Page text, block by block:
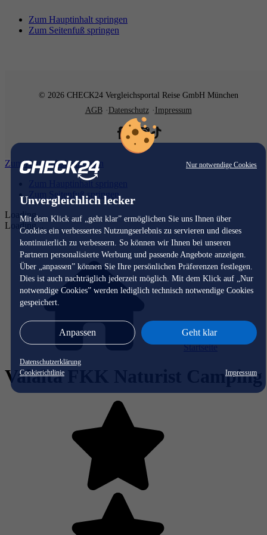
Nur notwendige Cookies
Unvergleichlich lecker
Mit dem Klick auf „geht klar” ermöglichen Sie uns Ihnen über
Cookies ein verbessertes Nutzungserlebnis zu servieren und dieses
kontinuierlich zu verbessern. So können wir Ihnen bei unseren
Partnern personalisierte Werbung und passende Angebote anzeigen.
Über „anpassen” können Sie Ihre persönlichen Präferenzen festlegen.
Dies ist auch nachträglich jederzeit möglich. Mit dem Klick auf „Nur
notwendige Cookies” werden lediglich technisch notwendige Cookies
gespeichert.
Anpassen Geht klar
Datenschutzerklärung
Cookierichtlinie
Impressum
Zum Hauptinhalt springen
Zum Seitenfuß springen
© 2026 CHECK24 Vergleichsportal Reise GmbH München
AGB
Datenschutz Impressum
Zum Hauptinhalt springen
Zum Hauptinhalt springen
Zum Seitenfuß springen
Loading...
Loading...
Startseite
Valalta FKK Naturist Camping